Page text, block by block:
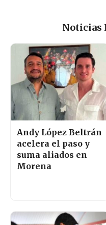
Noticias
Andy López Beltrán
acelera el paso y
suma aliados en
Morena